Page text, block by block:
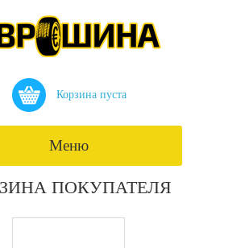
Корзина пуста
Меню
ПОКУПАТЕЛЯ